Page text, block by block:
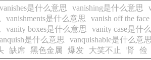
vanishes是什么意思 vanishing是什么意思
vanishments是什么意思 vanish off the
vanity boxes是什么意思 vanity case是什
是什么意思 vanquishable是什么意思
缺席 黑色金属 爆发 大笑不止 肾 俭